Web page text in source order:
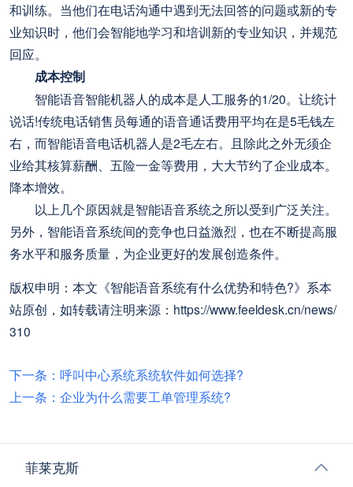
和训练。当他们在电话沟通中遇到无法回答的问题或新的专
业知识时，他们会智能地学习和培训新的专业知识，并规范
回应。
成本控制
智能语音智能机器人的成本是人工服务的1/20。让统计
说话!传统电话销售员每通的语音通话费用平均在是5毛钱左
右，而智能语音电话机器人是2毛左右。且除此之外无须企
业给其核算薪酬、五险一金等费用，大大节约了企业成本。
降本增效。
以上几个原因就是智能语音系统之所以受到广泛关注。
另外，智能语音系统间的竞争也日益激烈，也在不断提高服
务水平和服务质量，为企业更好的发展创造条件。
版权申明：本文《智能语音系统有什么优势和特色?》系本
站原创，如转载请注明来源：https://www.feeldesk.cn/news/
310
下一条：呼叫中心系统系统软件如何选择?
上一条：企业为什么需要工单管理系统?
菲莱克斯